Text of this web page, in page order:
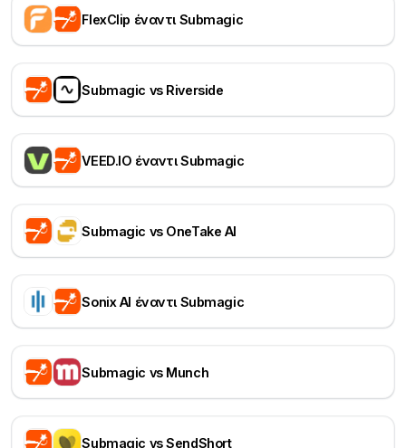
FlexClip έναντι Submagic
Submagic vs Riverside
VEED.IO έναντι Submagic
Submagic vs OneTake AI
Sonix AI έναντι Submagic
Submagic vs Munch
Submagic vs SendShort